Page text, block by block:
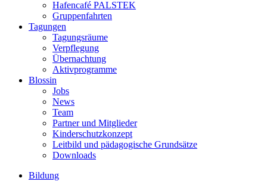
Hafencafé PALSTEK
Gruppenfahrten
Tagungen
Tagungsräume
Verpflegung
Übernachtung
Aktivprogramme
Blossin
Jobs
News
Team
Partner und Mitglieder
Kinderschutzkonzept
Leitbild und pädagogische Grundsätze
Downloads
Bildung